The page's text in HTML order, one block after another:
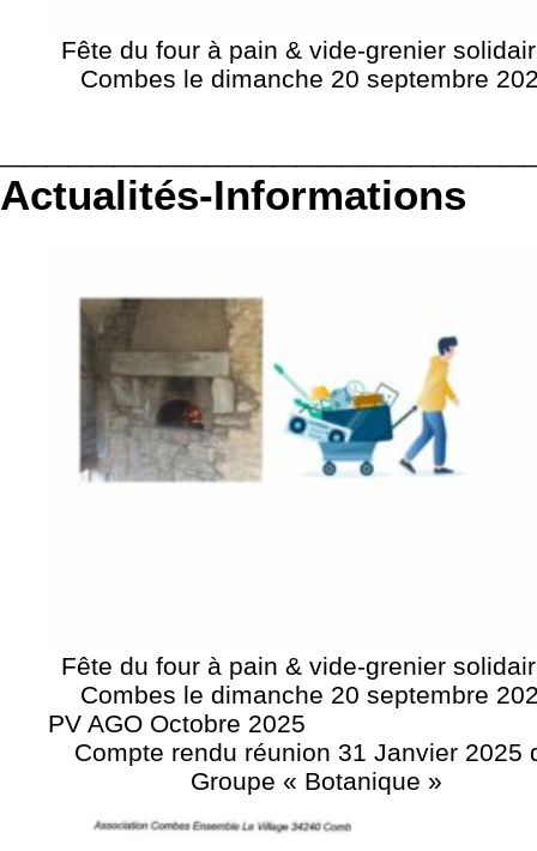
Fête du four à pain & vide-grenier
Combes le dimanche 20 septembre
Actualités-Informations
Fête du four à pain & vide-grenier
Combes le dimanche 20 septembre
PV AGO Octobre 2025
Compte rendu réunion 31 Janvier 2025
Groupe « Botanique »